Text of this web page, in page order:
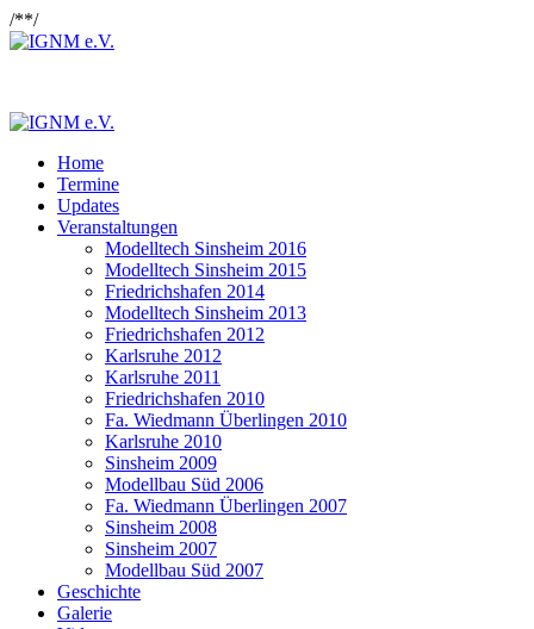
/**/
Home
Termine
Updates
Veranstaltungen
Modelltech Sinsheim 2016
Modelltech Sinsheim 2015
Friedrichshafen 2014
Modelltech Sinsheim 2013
Friedrichshafen 2012
Karlsruhe 2012
Karlsruhe 2011
Friedrichshafen 2010
Fa. Wiedmann Überlingen 2010
Karlsruhe 2010
Sinsheim 2009
Modellbau Süd 2006
Fa. Wiedmann Überlingen 2007
Sinsheim 2008
Sinsheim 2007
Modellbau Süd 2007
Geschichte
Galerie